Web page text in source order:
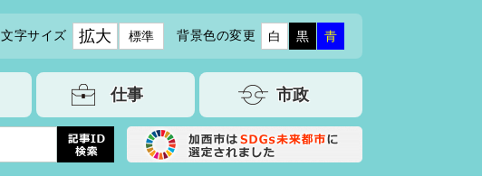
文字サイズ 拡大 標準 背景色の変更 白 黒 青
仕事 市政